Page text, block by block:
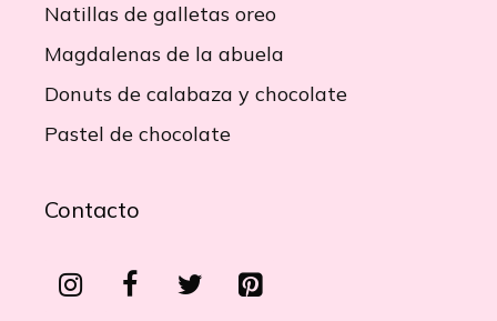
Natillas de galletas oreo
Magdalenas de la abuela
Donuts de calabaza y chocolate
Pastel de chocolate
Contacto